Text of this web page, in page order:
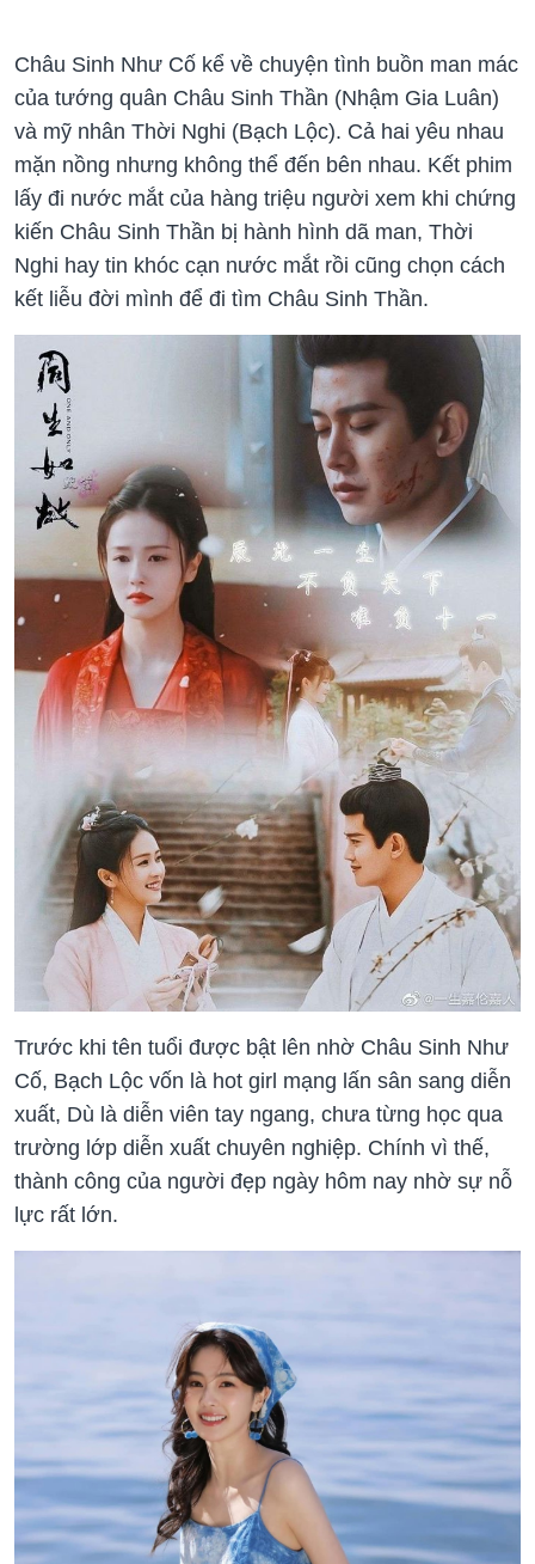
Châu Sinh Như Cố kể về chuyện tình buồn man mác
của tướng quân Châu Sinh Thần (Nhậm Gia Luân)
và mỹ nhân Thời Nghi (Bạch Lộc). Cả hai yêu nhau
mặn nồng nhưng không thể đến bên nhau. Kết phim
lấy đi nước mắt của hàng triệu người xem khi chứng
kiến Châu Sinh Thần bị hành hình dã man, Thời
Nghi hay tin khóc cạn nước mắt rồi cũng chọn cách
kết liễu đời mình để đi tìm Châu Sinh Thần.
Trước khi tên tuổi được bật lên nhờ Châu Sinh Như
Cố, Bạch Lộc vốn là hot girl mạng lấn sân sang diễn
xuất, Dù là diễn viên tay ngang, chưa từng học qua
trường lớp diễn xuất chuyên nghiệp. Chính vì thế,
thành công của người đẹp ngày hôm nay nhờ sự nỗ
lực rất lớn.